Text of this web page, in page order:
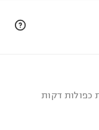
כפולות דקות